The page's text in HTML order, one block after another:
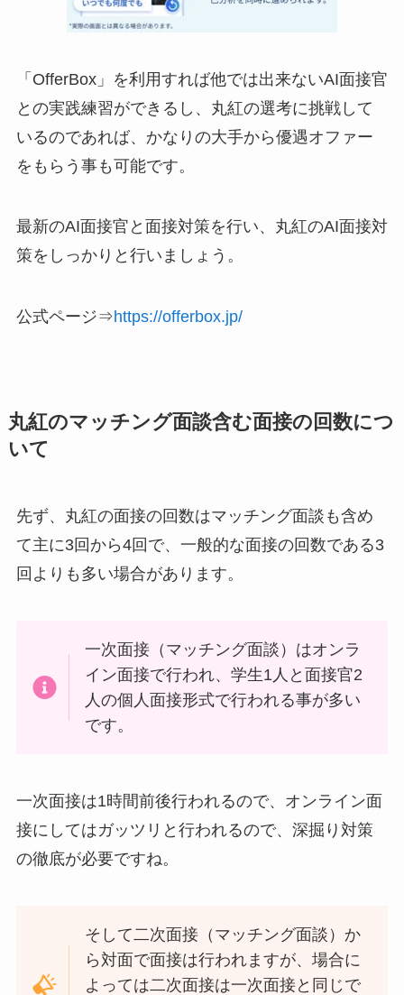
「OfferBox」を利用すれば他では出来ないAI面接官
との実践練習ができるし、丸紅の選考に挑戦して
いるのであれば、かなりの大手から優遇オファー
をもらう事も可能です。
最新のAI面接官と面接対策を行い、丸紅のAI面接対
策をしっかりと行いましょう。
公式ページ⇒https://offerbox.jp/
丸紅のマッチング面談含む面接の回数につ
いて
先ず、丸紅の面接の回数はマッチング面談も含め
て主に3回から4回で、一般的な面接の回数である3
回よりも多い場合があります。
一次面接（マッチング面談）はオンラ
イン面接で行われ、学生1人と面接官2
人の個人面接形式で行われる事が多い
です。
一次面接は1時間前後行われるので、オンライン面
接にしてはガッツリと行われるので、深掘り対策
の徹底が必要ですね。
そして二次面接（マッチング面談）か
ら対面で面接は行われますが、場合に
よっては二次面接は一次面接と同じで